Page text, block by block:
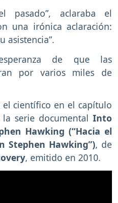
pasado”, aclaraba el
una irónica aclaración:
asistencia”.
de que las
por varios miles de
el científico en el capítulo
serie documental Into
Hawking (“Hacia el
Stephen Hawking”), de
, emitido en 2010.